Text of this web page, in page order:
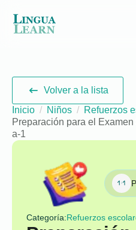
Volver a la lista
Inicio
Niños
Refuerzos
Preparación para el
a-1
Categoría:Refuerzos